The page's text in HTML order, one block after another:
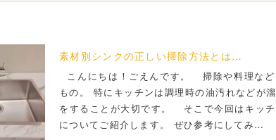
素材別シンクの正しい掃除方法とは…
こんにちは！ごえんです。 掃除や料理など
もの。 特にキッチンは調理時の油汚れなどが
をすることが大切です。 そこで今回はキッ
についてご紹介します。 ぜひ参考にしてみ…